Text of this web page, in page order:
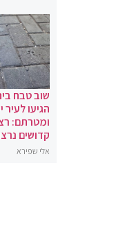
שוב טבח
הגיעו לעיר
ומטרתם:
קדושים
אלי שפירא